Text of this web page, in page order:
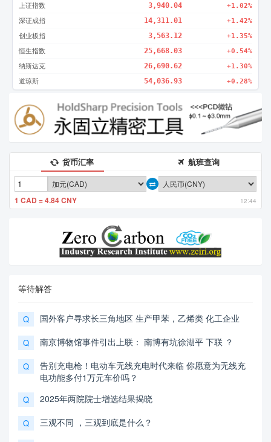
上证指数 3,940.04 +1.02%
深证成指 14,311.01 +1.42%
创业板指 3,563.12 +1.35%
恒生指数 25,668.03 +0.54%
纳斯达克 26,690.62 +1.30%
道琼斯 54,036.93 +0.28%
货币汇率 航班查询
1 CAD = 4.84 CNY 12:44
等待解答
Q 国外客户寻求长三角地区 生产甲苯，乙烯类 化工企业
Q 南京博物馆事件引出上联： 南博有坑徐湖平 下联 ？
Q
告别充电枪！电动车无线充电时代来临 你愿意为无线充
电功能多付1万元车价吗？
Q 2025年两院院士增选结果揭晓
Q 三观不同 ，三观到底是什么？